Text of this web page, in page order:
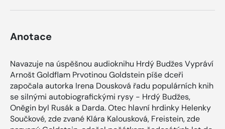
Anotace
Navazuje na úspěšnou audioknihu Hrdý Budžes Vypráví
Arnošt Goldflam Prvotinou Goldstein píše dceři
započala autorka Irena Dousková řadu populárních knih
se silnými autobiografickými rysy - Hrdý Budžes,
Oněgin byl Rusák a Darda. Otec hlavní hrdinky Helenky
Součkové, zde zvané Klára Kalousková, Freistein, zde